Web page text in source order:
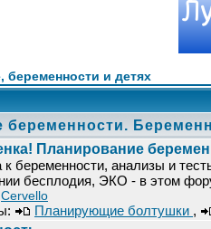
и детях
беременности.
Планирование
к беременности, анализы и
бесплодия, ЭКО - в этом
Cervello
Планирующие болтушки ,